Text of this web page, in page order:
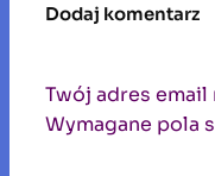
Dodaj komentarz
Twój adres
Wymagane pola